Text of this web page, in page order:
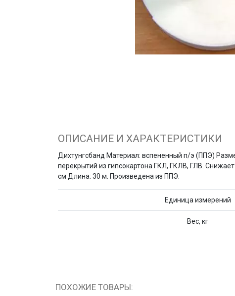
ОПИСАНИЕ И ХАРАКТЕРИСТИКИ
Дихтунгсбанд Материал: вспененный п/э (ППЭ)
перекрытий из гипсокартона ГКЛ, ГКЛВ, ГЛВ.
см Длина: 30 м. Произведена из ППЭ.
Единица измерений
Вес, кг
ПОХОЖИЕ ТОВАРЫ: